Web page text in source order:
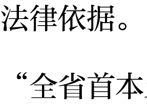
律依据。
省首本